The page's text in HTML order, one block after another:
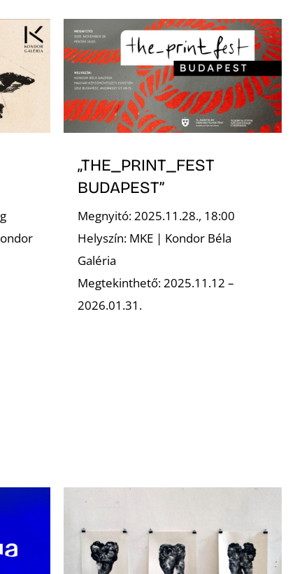
„THE_PRINT_FEST
BUDAPEST”
Megnyitó: 2025.11.28., 18:00
Helyszín: MKE | Kondor Béla
Galéria
Megtekinthető: 2025.11.12 –
2026.01.31.